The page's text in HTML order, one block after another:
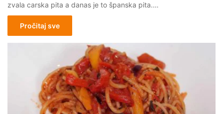
zvala carska pita a danas je to španska pita.…
Pročitaj sve